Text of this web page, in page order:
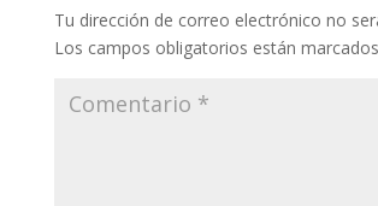
Tu dirección de correo electrónico no
Los campos obligatorios están